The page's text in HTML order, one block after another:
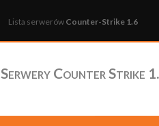
Lista serwerów Counter-Strike 1.6
Serwery Counter Strike